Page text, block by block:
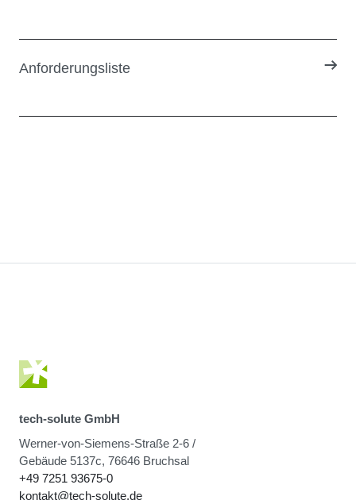
Anforderungsliste
tech-solute GmbH
Werner-von-Siemens-Straße 2-6 /
Gebäude 5137c, 76646 Bruchsal
+49 7251 93675-0
kontakt@tech-solute.de